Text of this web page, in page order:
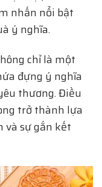
nhấn nổi bật
ý nghĩa.
chỉ là một
đựng ý nghĩa
thương. Điều
trở thành lựa
sự gắn kết